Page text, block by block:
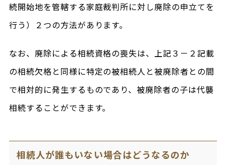
続開始地を管轄する家庭裁判所に対し廃除の申立てを
行う）２つの方法があります。
なお、廃除による相続資格の喪失は、上記３－２記載
の相続欠格と同様に特定の被相続人と被廃除者との間
で相対的に発生するものであり、被廃除者の子は代襲
相続することができます。
相続人が誰もいない場合はどうなるのか